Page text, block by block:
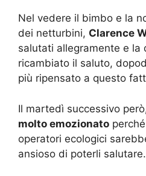
Nel vedere il bimbo e la
dei netturbini, Clarence
salutati allegramente e la
ricambiato il saluto,
più ripensato a questo
Il martedì successivo
molto emozionato
operatori ecologici
ansioso di poterli salutare.